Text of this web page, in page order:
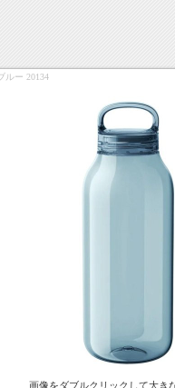
ルー 20134
画像をダブルクリックして大き